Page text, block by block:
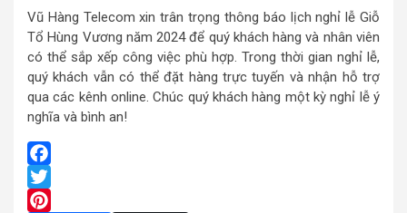
Vũ Hàng Telecom xin trân trọng thông báo lịch nghỉ lễ Giỗ
Tổ Hùng Vương năm 2024 để quý khách hàng và nhân viên
có thể sắp xếp công việc phù hợp. Trong thời gian nghỉ lễ,
quý khách vẫn có thể đặt hàng trực tuyến và nhận hỗ trợ
qua các kênh online. Chúc quý khách hàng một kỳ nghỉ lễ ý
nghĩa và bình an!
Facebook
Twitter